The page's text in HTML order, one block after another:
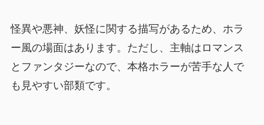
怪異や悪神、妖怪に関する描写があるため、ホラ
ー風の場面はあります。ただし、主軸はロマンス
とファンタジーなので、本格ホラーが苦手な人で
も見やすい部類です。